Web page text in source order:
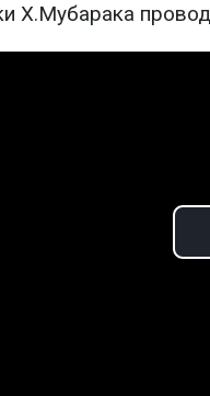
Х.Мубарака